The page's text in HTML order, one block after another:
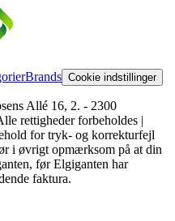
Brands Cookie indstillinger
Allé 16, 2. - 2300
rettigheder forbeholdes |
for tryk- og korrekturfejl
i øvrigt opmærksom på at din
før Elgiganten har
faktura.